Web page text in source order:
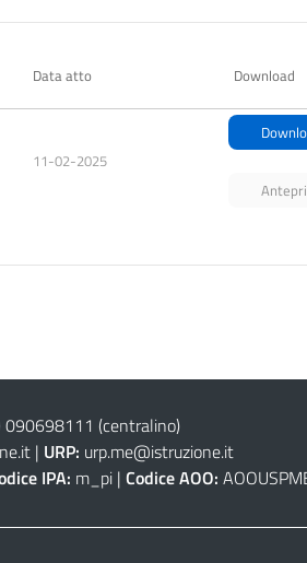
Data atto Download
11-02-2025
090698111 (centralino)
| URP: urp.me@istruzione.it
IPA: m_pi | Codice AOO: